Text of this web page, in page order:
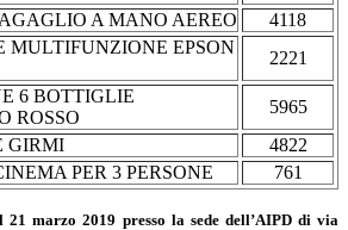
A MANO AEREO
4118
MULTIFUNZIONE EPSON
2221
6 BOTTIGLIE
ROSSO
5965
GIRMI
4822
PER 3 PERSONE 761
21 marzo 2019 presso la sede dell’AIPD di via